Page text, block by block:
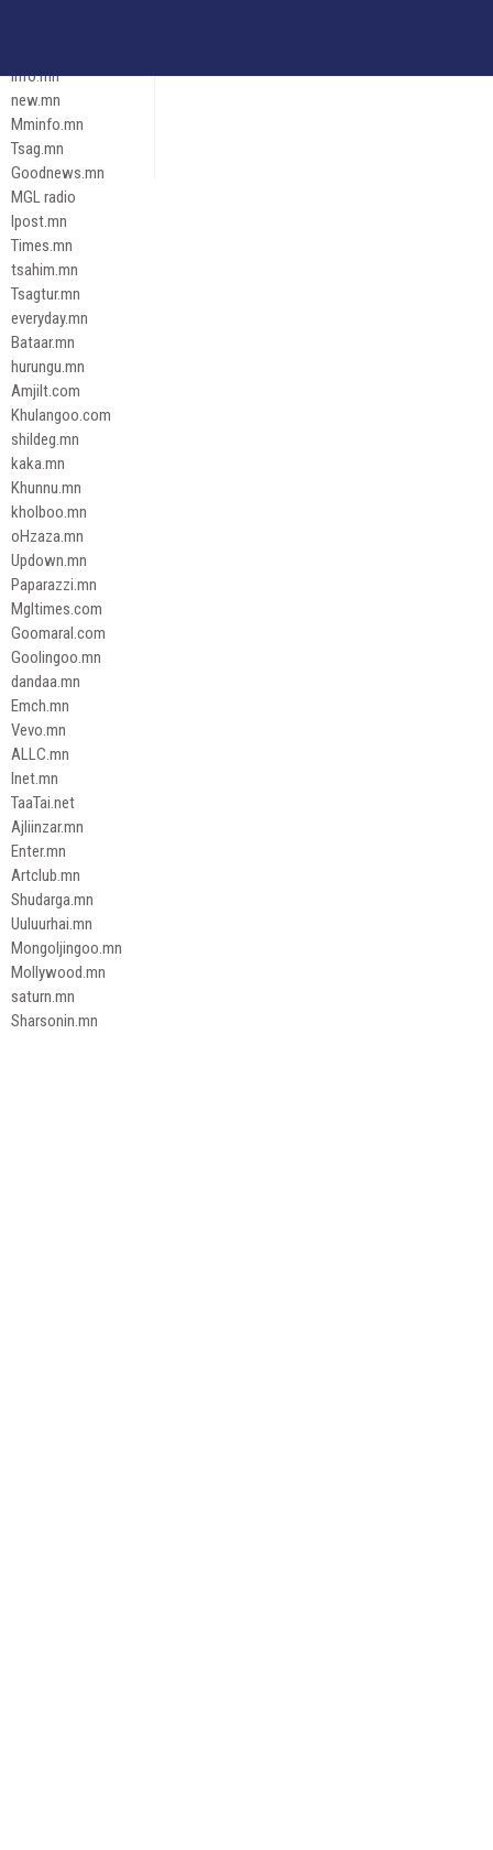
info.mn
new.mn
Mminfo.mn
Tsag.mn
Goodnews.mn
MGL radio
Ipost.mn
Times.mn
tsahim.mn
Tsagtur.mn
everyday.mn
Bataar.mn
hurungu.mn
Amjilt.com
Khulangoo.com
shildeg.mn
kaka.mn
Khunnu.mn
kholboo.mn
oHzaza.mn
Updown.mn
Paparazzi.mn
Mgltimes.com
Goomaral.com
Goolingoo.mn
dandaa.mn
Emch.mn
Vevo.mn
ALLC.mn
Inet.mn
TaaTai.net
Ajliinzar.mn
Enter.mn
Artclub.mn
Shudarga.mn
Uuluurhai.mn
Mongoljingoo.mn
Mollywood.mn
saturn.mn
Sharsonin.mn